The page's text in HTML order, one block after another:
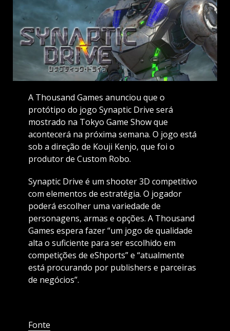
A Thousand Games anunciou que o
protótipo do jogo Synaptic Drive será
mostrado na Tokyo Game Show que
acontecerá na próxima semana. O jogo está
sob a direção de Kouji Kenjo, que foi o
produtor de Custom Robo.
Synaptic Drive é um shooter 3D competitivo
com elementos de estratégia. O jogador
poderá escolher uma variedade de
personagens, armas e opções. A Thousand
Games espera fazer “um jogo de qualidade
alta o suficiente para ser escolhido em
competições de eShports” e “atualmente
está procurando por publishers e parceiras
de negócios”.
Fonte